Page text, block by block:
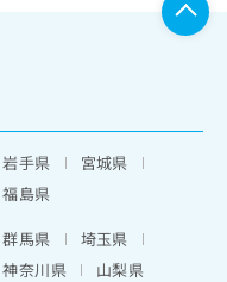
岩手県
宮城県
福島県
群馬県
埼玉県
神奈川県
山梨県